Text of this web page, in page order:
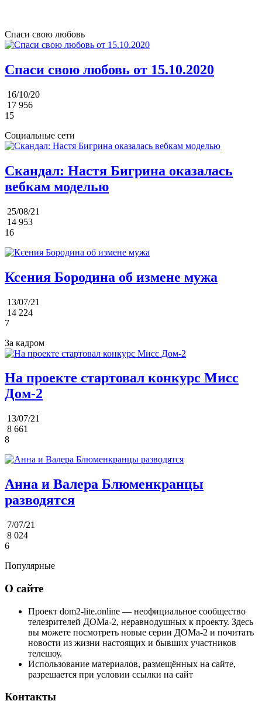
Спаси свою любовь
Спаси свою любовь от 15.10.2020
16/10/20
17 956
15
Социальные сети
Скандал: Настя Бигрина оказалась
вебкам моделью
25/08/21
14 953
16
Ксения Бородина об измене мужа
13/07/21
14 224
7
За кадром
На проекте стартовал конкурс Мисс
Дом-2
13/07/21
8 661
8
Анна и Валера Блюменкранцы
разводятся
7/07/21
8 024
6
Популярные
О сайте
Проект dom2-lite.online — неофициальное сообщество
телезрителей ДОМа-2, неравнодушных к проекту. Здесь
вы можете посмотреть новые серии ДОМа-2 и почитать
новости из жизни настоящих и бывших участников
телешоу.
Использование материалов, размещённых на сайте,
разрешается при условии ссылки на сайт
Контакты